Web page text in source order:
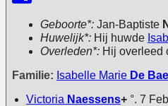
Geboorte*: Jan-Baptiste
Huwelijk*: Hij huwde
Overleden*: Hij overleed
Familie: Isabelle Marie De
Victoria Naessens+ °. 7